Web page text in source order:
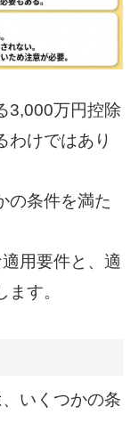
3,000万円控除
わけではあり
の条件を満た
用要件と、適
す。
いくつかの条